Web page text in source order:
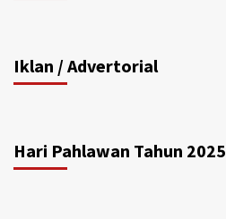
Iklan / Advertorial
Hari Pahlawan Tahun 2025